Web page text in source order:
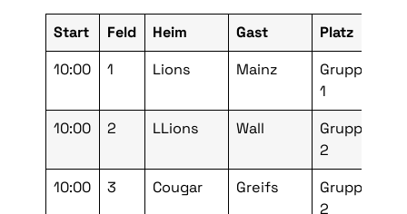
Start Feld Heim Gast Platz
10:00
1 Lions Mainz
Gruppe
1
10:00 2 LLions Wall
Gruppe
2
10:00 3 Cougar Greifs
Gruppe
2